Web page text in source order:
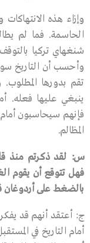
وإزاء هذه
الحاسمة. فما لم
شنغهاي تركيا
وأحسب أن التاريخ
تقم بدورها
ينبغي عليها فعله.
فإنهم سيحاسبون أمام
المظالم.
س: لقد ذكرتم منذ
فهل تتوقع أن يقوم
بالضغطعلى أردوغان
ج: أعتقد أنهم قد
أمام التاريخ في